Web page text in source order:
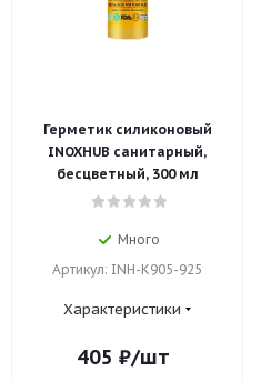
Герметик силиконовый
INOXHUB санитарный,
бесцветный, 300 мл
Много
Артикул: INH-K905-925
Характеристики
405 ₽/шт